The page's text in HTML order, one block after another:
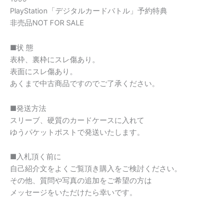
PlayStation「デジタルカードバトル」予約特典
非売品NOT FOR SALE
■状 態
表枠、裏枠にスレ傷あり。
表面にスレ傷あり。
あくまで中古商品ですのでご了承ください。
■発送方法
スリーブ、硬質のカードケースに入れて
ゆうパケットポストで発送いたします。
■入札頂く前に
自己紹介文をよくご覧頂き購入をご検討ください。
その他、質問や写真の追加をご希望の方は
メッセージをいただけたら幸いです。